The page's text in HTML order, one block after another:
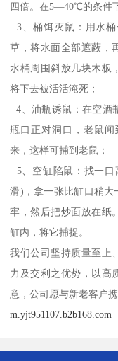
四倍。在5—40℃的条件
3、桶饵灭鼠：用水
草，将水面全部遮蔽，
水桶周围斜放几块木板
将下去被活活淹死；
4、油瓶诱鼠：在空酒
瓶口正对洞口，老鼠
来，这样可捕到老鼠；
5、空缸陷鼠：找一
滑)，拿一张比缸口稍大
牢，然后把炒面放在纸
缸内，将它捕捉。
我们公司坚持质量至上
力及交利之优势，以高
意，公司愿与新老客户
m.yjt951107.b2b168.com